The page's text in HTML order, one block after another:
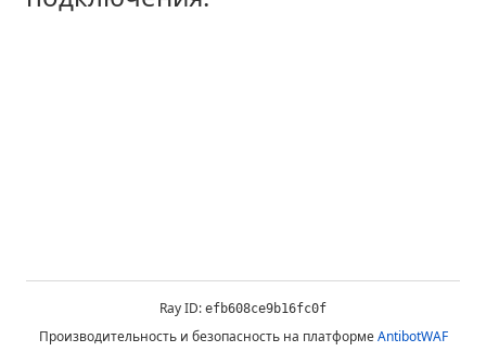
Ray ID: efb608ce9b16fc0f
Производительность и безопасность на платформе AntibotWAF